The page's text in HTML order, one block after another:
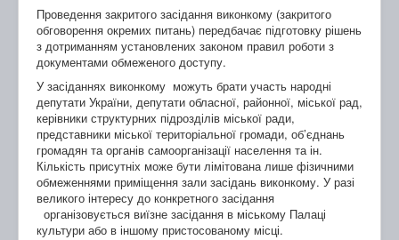
Проведення закритого засідання виконкому (закритого
обговорення окремих питань) передбачає підготовку рішень
з дотриманням установлених законом правил роботи з
документами обмеженого доступу.
У засіданнях виконкому можуть брати участь народні
депутати України, депутати обласної, районної, міської рад,
керівники структурних підрозділів міської ради,
представники міської територіальної громади, об’єднань
громадян та органів самоорганізації населення та ін.
Кількість присутніх може бути лімітована лише фізичними
обмеженнями приміщення зали засідань виконкому. У разі
великого інтересу до конкретного засідання
організовується виїзне засідання в міському Палаці
культури або в іншому пристосованому місці.